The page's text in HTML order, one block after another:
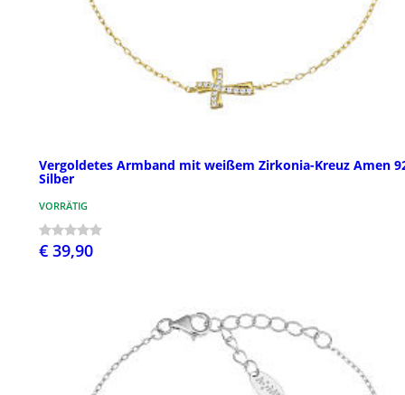
Vergoldetes Armband mit weißem Zirkonia-Kreuz Amen
Silber
VORRÄTIG
€ 39,90